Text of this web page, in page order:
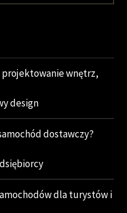
projektowanie wnętrz,
design
dostawczy?
dla turystów i